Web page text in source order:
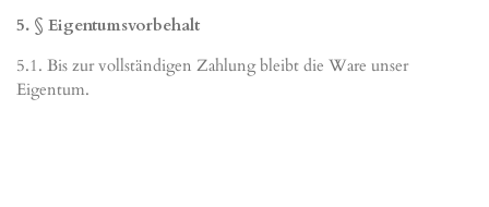
5. § Eigentumsvorbehalt
5.1. Bis zur vollständigen Zahlung bleibt die Ware unser
Eigentum.